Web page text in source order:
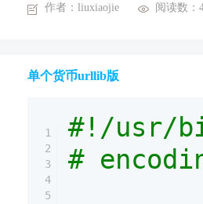
作者：liuxiaojie 阅读数：
单个货币urllib版
1
2
3
4
5
#!/usr/
#